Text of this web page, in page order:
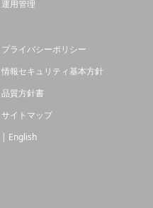
運用管理
プライバシーポリシー
情報セキュリティ基本方針
品質方針書
サイトマップ
| English